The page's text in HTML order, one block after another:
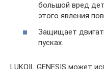
большой вред
этого явления
Защищает
пусках.
LUKOIL GENESIS может